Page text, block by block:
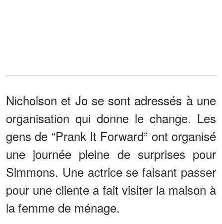
Nicholson et Jo se sont adressés à une
organisation qui donne le change. Les
gens de “Prank It Forward” ont organisé
une journée pleine de surprises pour
Simmons. Une actrice se faisant passer
pour une cliente a fait visiter la maison à
la femme de ménage.